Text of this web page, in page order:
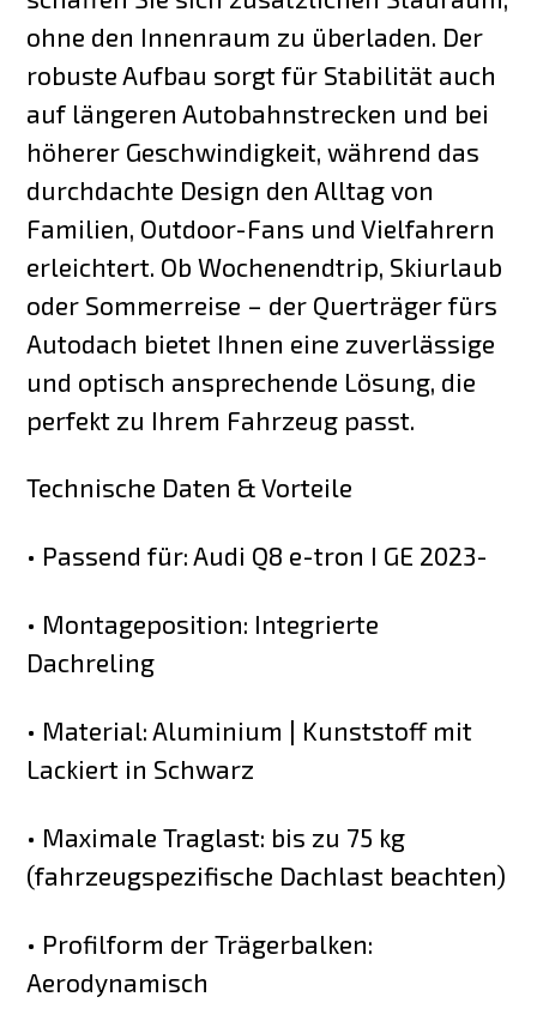
ohne den Innenraum zu überladen. Der
robuste Aufbau sorgt für Stabilität auch
auf längeren Autobahnstrecken und bei
höherer Geschwindigkeit, während das
durchdachte Design den Alltag von
Familien, Outdoor-Fans und Vielfahrern
erleichtert. Ob Wochenendtrip, Skiurlaub
oder Sommerreise – der Querträger fürs
Autodach bietet Ihnen eine zuverlässige
und optisch ansprechende Lösung, die
perfekt zu Ihrem Fahrzeug passt.
Technische Daten & Vorteile
• Passend für: Audi Q8 e-tron I GE 2023-
• Montageposition: Integrierte
Dachreling
• Material: Aluminium | Kunststoff mit
Lackiert in Schwarz
• Maximale Traglast: bis zu 75 kg
(fahrzeugspezifische Dachlast beachten)
• Profilform der Trägerbalken:
Aerodynamisch